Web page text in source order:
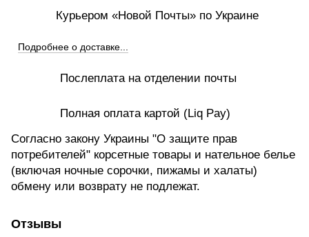
Курьером «Новой Почты» по Украине
Подробнее о доставке...
Послеплата на отделении почты
Полная оплата картой (Liq Pay)
Согласно закону Украины "О защите прав
потребителей" корсетные товары и нательное белье
(включая ночные сорочки, пижамы и халаты)
обмену или возврату не подлежат.
Отзывы